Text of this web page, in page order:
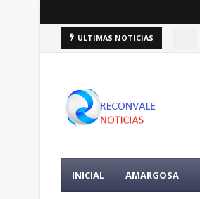
ULTIMAS NOTICIAS
INICIAL AMARGOSA